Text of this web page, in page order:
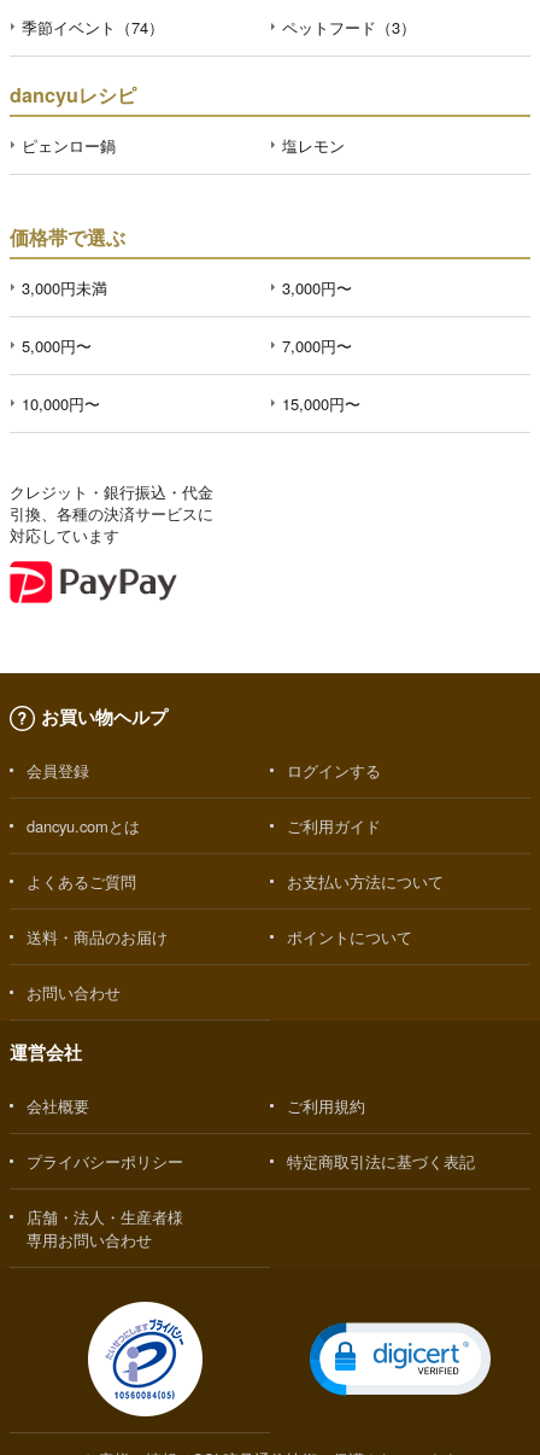
季節イベント（74） ペットフード（3）
dancyuレシピ
ピェンロー鍋 塩レモン
価格帯で選ぶ
3,000円未満 3,000円〜
5,000円〜 7,000円〜
10,000円〜 15,000円〜
クレジット・銀行振込・代金
引換、各種の決済サービスに
対応しています
お買い物ヘルプ
会員登録 ログインする
dancyu.comとは ご利用ガイド
よくあるご質問 お支払い方法について
送料・商品のお届け ポイントについて
お問い合わせ
運営会社
会社概要 ご利用規約
プライバシーポリシー 特定商取引法に基づく表記
店舗・法人・生産者様
専用お問い合わせ